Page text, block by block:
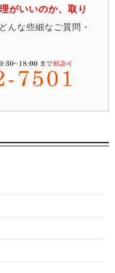
がいいのか、取り
んな些細なご質問・